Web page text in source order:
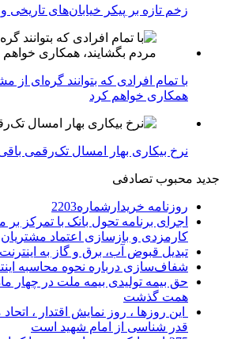
زخم تازه بر پیکر خیابان‌های
با تمام افرادی که بتوانند گره‌ای از
همکاری خواهم کرد
نرخ بیکاری بهار امسال تک‌رقمی
جدید محبوب تصادفی
روزنامه خریدارشماره2203
اجرای برنامه تحول بانک با تمرکز بر
کارمزدی و بازسازی اعتماد مشتریان
تبدیل قبوض آب، برق و گاز به
شفاف‌سازی درباره نحوه محاسبه
همت گذشت
این روزها ، روز نمایش اقتدار ،
قدر شناسی از امام شهید است